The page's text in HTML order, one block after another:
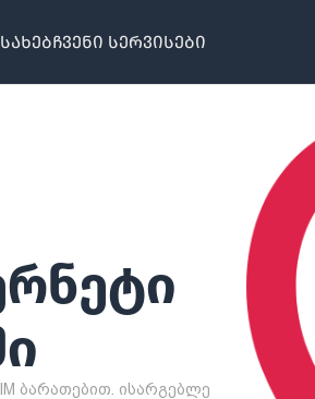
ჩვენი სერვისები
ბარათებით. ისარგებლე